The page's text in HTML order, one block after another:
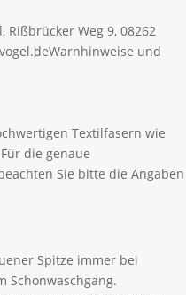
Rißbrücker Weg 9, 08262
Warnhinweise und
Textilfasern wie
die genaue
Sie bitte die Angaben
Spitze immer bei
Schonwaschgang.